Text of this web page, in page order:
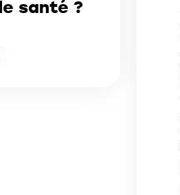
santé ?